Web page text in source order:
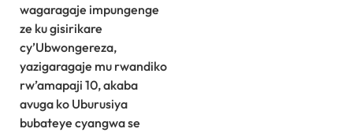
wagaragaje impungenge
ze ku gisirikare
cy’Ubwongereza,
yazigaragaje mu rwandiko
rw’amapaji 10, akaba
avuga ko Uburusiya
bubateye cyangwa se